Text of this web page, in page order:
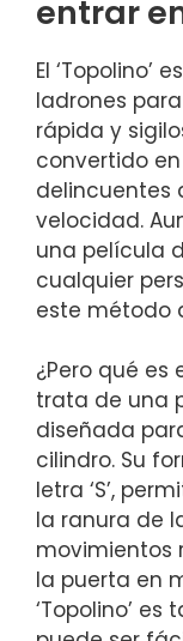
entrar
El ‘Topolino’
ladrones
rápida y
convertido
delincuentes
velocidad.
⁤una ⁤película
⁣cualquier
este método
¿Pero qué es⁢
trata de una
diseñada
cilindro. Su
letra ‘S’,
la ranura de
movimientos
la‌ puerta⁤ en
‘Topolino’